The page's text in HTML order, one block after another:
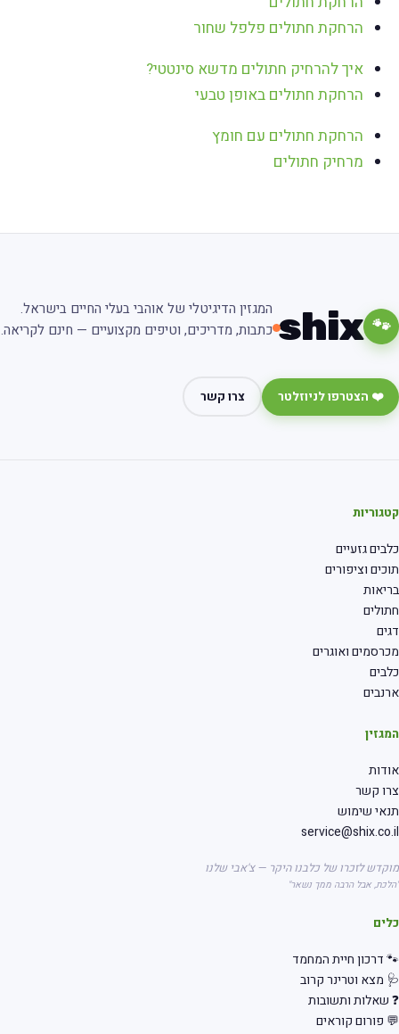
הרחקת חתולים פלפל שחור
איך להרחיק חתולים מדשא סינטטי?
הרחקת חתולים באופן טבעי
הרחקת חתולים עם חומץ
מרחיק חתולים
🐾
shix המגזין הדיגיטלי של אוהבי בעלי החיים בישראל.
כתבות, מדריכים, וטיפים מקצועיים — חינם לקריאה.
❤️ הצטרפו לניוזלטר צרו קשר
קטגוריות
כלבים גזעיים
תוכים וציפורים
בריאות
חתולים
דגים
מכרסמים ואוגרים
כלבים
ארנבים
המגזין
אודות
צרו קשר
תנאי שימוש
service@shix.co.il
מוקדש לזכרו של כלבנו היקר — צ'אבי שלנו
"הלכת, אבל הרבה ממך נשאר"
כלים
🐾 דרכון חיית המחמד
🩺 מצא וטרינר קרוב
❓ שאלות ותשובות
💬 פורום קוראים